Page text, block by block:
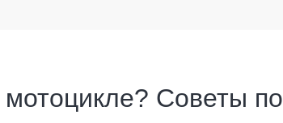
Советы по